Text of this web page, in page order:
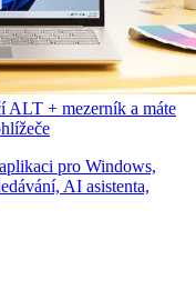
ALT + mezerník a máte
pro Windows,
AI asistenta,